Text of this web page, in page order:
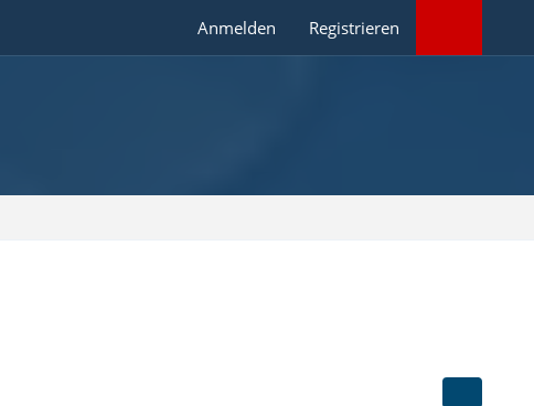
Anmelden Registrieren